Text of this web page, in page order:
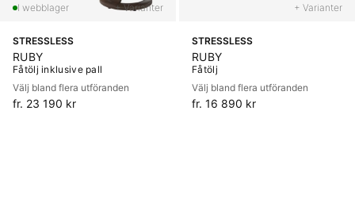
+ Varianter
STRESSLESS
RUBY
Fåtölj inklusive pall
Välj bland flera utföranden
fr. 23 190 kr
+ Varianter
STRESSLESS
RUBY
Fåtölj
Välj bland flera utföranden
fr. 16 890 kr